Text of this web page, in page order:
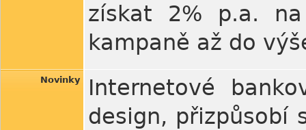
získat 2% p.a.
kampaně až do
Novinky
Internetové
design, přizpůsobí